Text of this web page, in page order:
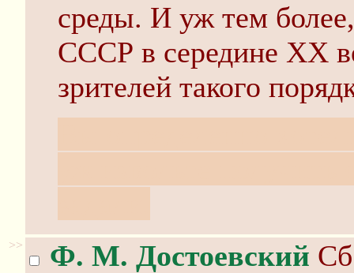
среды. И уж тем
СССР в середине XX
зрителей такого
>> Ф. М. Достоевский